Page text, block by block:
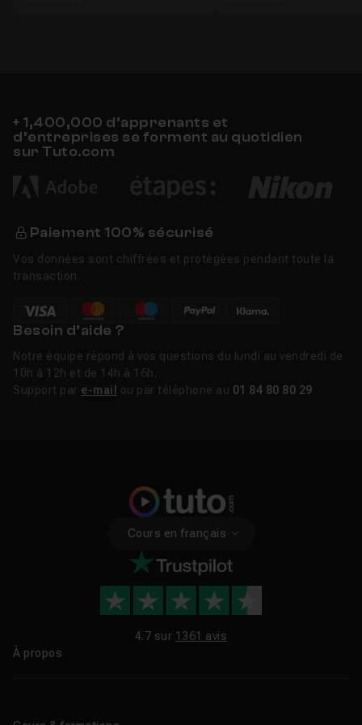
+ 1,400,000 d’apprenants et
d’entreprises se forment au quotidien
sur Tuto.com
Paiement 100% sécurisé
Vos données sont chiffrées et protégées pendant toute la
transaction.
Besoin d’aide ?
Notre équipe répond à vos questions du lundi au vendredi de
10h à 12h et de 14h à 16h.
Support par e-mail ou par téléphone au 01 84 80 80 29
Cours en français
4.7 sur 1361 avis
À propos